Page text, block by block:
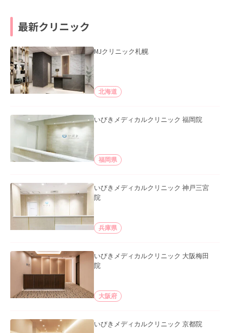
最新クリニック
MJクリニック札幌
北海道
いびきメディカルクリニック 福岡院
福岡県
いびきメディカルクリニック 神戸三宮
院
兵庫県
いびきメディカルクリニック 大阪梅田
院
大阪府
いびきメディカルクリニック 京都院